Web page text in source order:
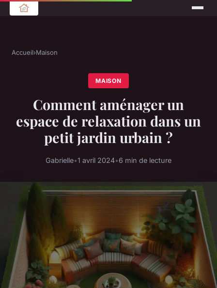
Accueil›Maison
MAISON
Comment aménager un
espace de relaxation dans un
petit jardin urbain ?
Gabrielle•1 avril 2024•6 min de lecture